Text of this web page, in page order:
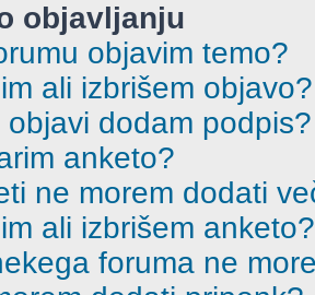
objavljanju
objavim temo?
ali izbrišem objavo?
objavi dodam podpis?
anketo?
ne morem dodati
ali izbrišem anketo?
foruma ne